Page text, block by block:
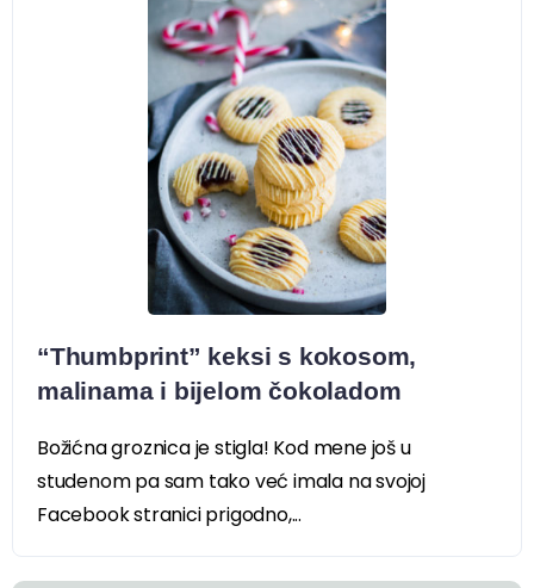
“Thumbprint” keksi s kokosom,
malinama i bijelom čokoladom
Božićna groznica je stigla! Kod mene još u
studenom pa sam tako već imala na svojoj
Facebook stranici prigodno,...